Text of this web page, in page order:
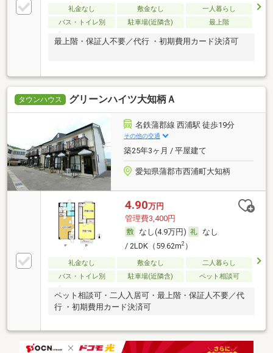
礼金なし 敷金なし
一人暮らし
バス・トイレ別
駐車場(近隣含) 最上階
最上階・保証人不要／代行 ・初期費用カード決済可
タウンハウス グリーンハイツ大知柄Ａ
名鉄蒲郡線 西浦駅 徒歩19分
その他の交通
築25年3ヶ月 / 平屋建て
愛知県蒲郡市西浦町大知柄
4.90万円
管理費3,400円
なし(4.9万円)
なし
/ 2LDK（59.62m2）
礼金なし 敷金なし
二人暮らし
バス・トイレ別
駐車場(近隣含) ペット相談可
ペット相談可・二人入居可・最上階・保証人不要／代
行 ・初期費用カード決済可